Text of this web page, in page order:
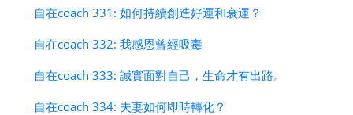
自在coach 331: 如何持續創造好運和衰運？
自在coach 332: 我感恩曾經吸毒
自在coach 333: 誠實面對自己，生命才有出路。
自在coach 334: 夫妻如何即時轉化？